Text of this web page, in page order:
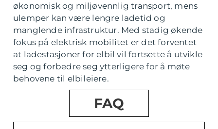
økonomisk og miljøvennlig transport, mens
ulemper kan være lengre ladetid og
manglende infrastruktur. Med stadig økende
fokus på elektrisk mobilitet er det forventet
at ladestasjoner for elbil vil fortsette å utvikle
seg og forbedre seg ytterligere for å møte
behovene til elbileiere.
FAQ